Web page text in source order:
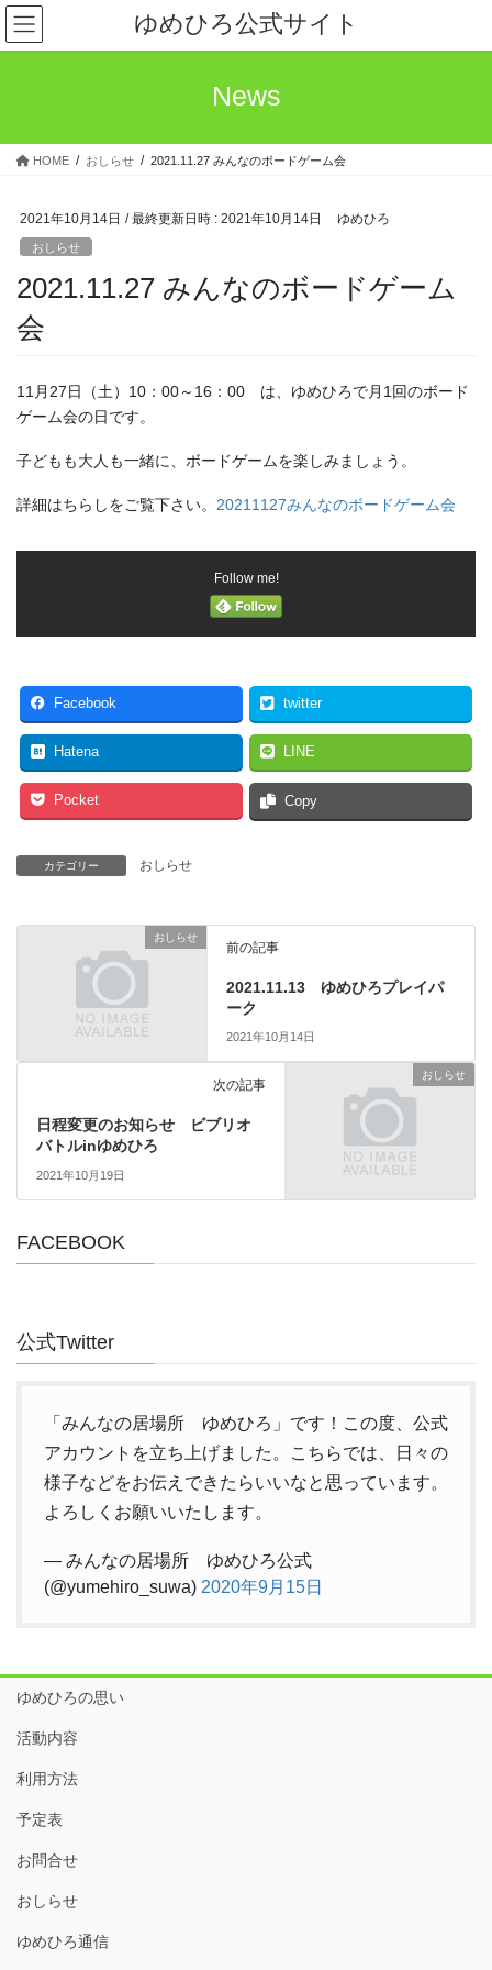
コ
ン
テ
ス
ナ
ビ
ゲ
ン
ゆめひろ公式サイト
News
HOME おしらせ 2021.11.27 みんなのボードゲーム会
2021年10月14日 / 最終更新日時 : 2021年10月14日 ゆめひろ
おしらせ
2021.11.27 みんなのボードゲーム
会
11月27日（土）10：00～16：00 は、ゆめひろで月1回のボード
ゲーム会の日です。
子どもも大人も一緒に、ボードゲームを楽しみましょう。
詳細はちらしをご覧下さい。 20211127みんなのボードゲーム会
Follow me!
Facebook twitter
Hatena LINE
Pocket Copy
カテゴリー おしらせ
おしらせ
前の記事
2021.11.13 ゆめひろプレイパ
ーク
2021年10月14日
おしらせ
次の記事
日程変更のお知らせ ビブリオ
バトルinゆめひろ
2021年10月19日
FACEBOOK
公式Twitter
「みんなの居場所 ゆめひろ」です！この度、公式
アカウントを立ち上げました。こちらでは、日々の
様子などをお伝えできたらいいなと思っています。
よろしくお願いいたします。
— みんなの居場所 ゆめひろ公式
(@yumehiro_suwa) 2020年9月15日
ゆめひろの思い
活動内容
利用方法
予定表
お問合せ
おしらせ
ゆめひろ通信